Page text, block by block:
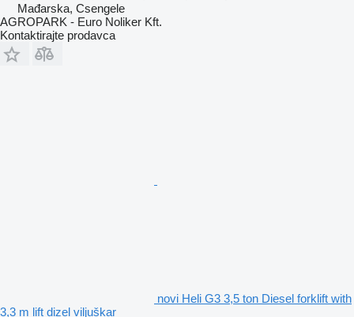
Mađarska, Csengele
AGROPARK - Euro Noliker Kft.
Kontaktirajte prodavca
novi Heli G3 3,5 ton Diesel forklift with
3,3 m lift dizel viljuškar